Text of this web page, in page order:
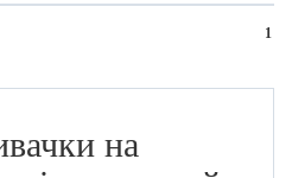
1
на